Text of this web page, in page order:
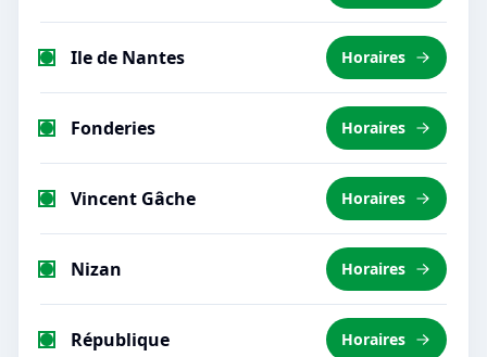
Ile de Nantes Horaires
Fonderies Horaires
Vincent Gâche Horaires
Nizan Horaires
République Horaires